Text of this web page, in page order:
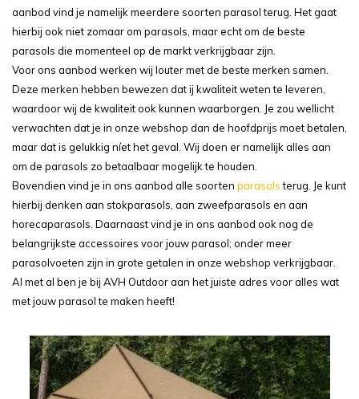
aanbod vind je namelijk meerdere soorten parasol terug. Het gaat
hierbij ook niet zomaar om parasols, maar echt om de beste
parasols die momenteel op de markt verkrijgbaar zijn.
Voor ons aanbod werken wij louter met de beste merken samen.
Deze merken hebben bewezen dat ij kwaliteit weten te leveren,
waardoor wij de kwaliteit ook kunnen waarborgen. Je zou wellicht
verwachten dat je in onze webshop dan de hoofdprijs moet betalen,
maar dat is gelukkig níet het geval. Wij doen er namelijk alles aan
om de parasols zo betaalbaar mogelijk te houden.
Bovendien vind je in ons aanbod alle soorten parasolsterug. Je kunt
hierbij denken aan stokparasols, aan zweefparasols en aan
horecaparasols. Daarnaast vind je in ons aanbod ook nog de
belangrijkste accessoires voor jouw parasol; onder meer
parasolvoeten zijn in grote getalen in onze webshop verkrijgbaar.
Al met al ben je bij AVH Outdoor aan het juiste adres voor alles wat
met jouw parasol te maken heeft!